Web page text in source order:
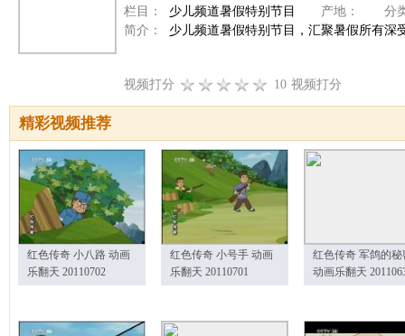
栏目：
少儿频道暑假特别节目 产地：
分
简介：
少儿频道暑假特别节目，汇聚暑假所有深
视频打分 10 视频打分
精彩视频推荐
红色传奇 小八路 动画
乐翻天 20110702
红色传奇 小号手 动画
乐翻天 20110701
红色传奇 军鸽的秘
动画乐翻天